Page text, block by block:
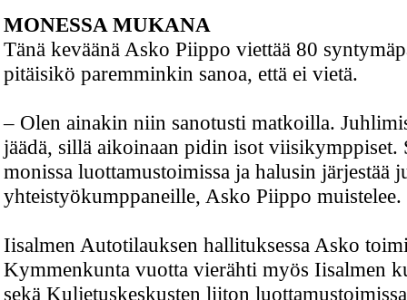
MONESSA MUKANA
Tänä keväänä Asko Piippo viettää 80
pitäisikö paremminkin sanoa, että ei vietä.
– Olen ainakin niin sanotusti matkoilla.
jäädä, sillä aikoinaan pidin isot
monissa luottamustoimissa ja halusin järjestää
yhteistyökumppaneille, Asko Piippo muistelee.
Iisalmen Autotilauksen hallituksessa Asko
Kymmenkunta vuotta vierähti myös Iisalmen
sekä Kuljetuskeskusten liiton